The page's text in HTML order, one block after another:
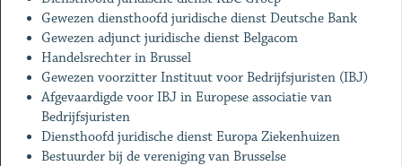
Gewezen diensthoofd juridische dienst Deutsche Bank
Gewezen adjunct juridische dienst Belgacom
Handelsrechter in Brussel
Gewezen voorzitter Instituut voor Bedrijfsjuristen (IBJ)
Afgevaardigde voor IBJ in Europese associatie van
Bedrijfsjuristen
Diensthoofd juridische dienst Europa Ziekenhuizen
Bestuurder bij de vereniging van Brusselse